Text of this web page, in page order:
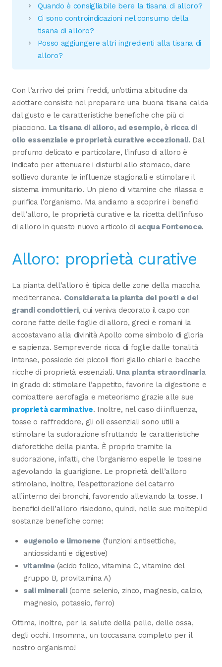
Quando è consigliabile bere la tisana di alloro?
Ci sono controindicazioni nel consumo della
tisana di alloro?
Posso aggiungere altri ingredienti alla tisana di
alloro?
Con l’arrivo dei primi freddi, un’ottima abitudine da
adottare consiste nel preparare una buona tisana calda
dal gusto e le caratteristiche benefiche che più ci
piacciono. La tisana di alloro, ad esempio, è ricca di
olio essenziale e proprietà curative eccezionali.Dal
profumo delicato e particolare, l’infuso di alloro è
indicato per attenuare i disturbi allo stomaco, dare
sollievo durante le influenze stagionali e stimolare il
sistema immunitario. Un pieno di vitamine che rilassa e
purifica l’organismo. Ma andiamo a scoprire i benefici
dell’alloro, le proprietà curative e la ricetta dell’infuso
di alloro in questo nuovo articolo di acqua Fontenoce.
Alloro: proprietà curative
La pianta dell’alloro è tipica delle zone della macchia
mediterranea. Considerata la pianta dei poeti e dei
grandi condottieri, cui veniva decorato il capo con
corone fatte delle foglie di alloro, greci e romani la
accostavano alla divinità Apollo come simbolo di gloria
e sapienza. Sempreverde ricca di foglie dalle tonalità
intense, possiede dei piccoli fiori giallo chiari e bacche
ricche di proprietà essenziali. Una pianta straordinaria
in grado di: stimolare l’appetito, favorire la digestione e
combattere aerofagia e meteorismo grazie alle sue
proprietà carminative. Inoltre, nel caso di influenza,
tosse o raffreddore, gli oli essenziali sono utili a
stimolare la sudorazione sfruttando le caratteristiche
diaforetiche della pianta. È proprio tramite la
sudorazione, infatti, che l’organismo espelle le tossine
agevolando la guarigione. Le proprietà dell’alloro
stimolano, inoltre, l’espettorazione del catarro
all’interno dei bronchi, favorendo alleviando la tosse. I
benefici dell’alloro risiedono, quindi, nelle sue molteplici
sostanze benefiche come:
eugenolo e limonene (funzioni antisettiche,
antiossidanti e digestive)
vitamine (acido folico, vitamina C, vitamine del
gruppo B, provitamina A)
sali minerali(come selenio, zinco, magnesio, calcio,
magnesio, potassio, ferro)
Ottima, inoltre, per la salute della pelle, delle ossa,
degli occhi. Insomma, un toccasana completo per il
nostro organismo!